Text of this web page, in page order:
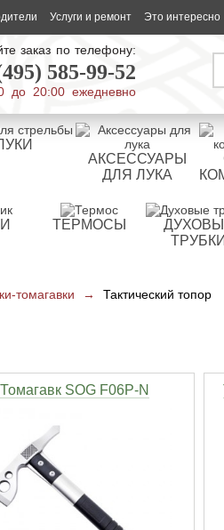
Услуги и ремонт Это интересно
заказ по телефону:
585-99-52
до 20:00 ежедневно
АКСЕССУАРЫ
ДЛЯ ЛУКА
ТЕРМОСЫ
ТРУБКИ
томагавки → Тактический топор
Томагавк SOG F06P-N